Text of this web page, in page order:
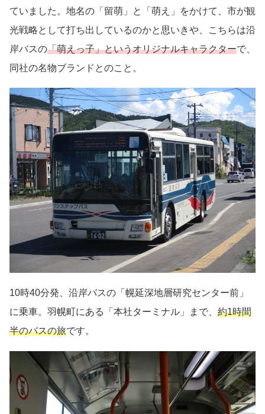
ていました。地名の「留萌」と「萌え」をかけて、市が観
光戦略として打ち出しているのかと思いきや、こちらは沿
岸バスの「萌えっ子」というオリジナルキャラクターで、
同社の名物ブランドとのこと。
10時40分発、沿岸バスの「幌延深地層研究センター前」
に乗車。羽幌町にある「本社ターミナル」まで、 約1時間
半のバスの旅です。